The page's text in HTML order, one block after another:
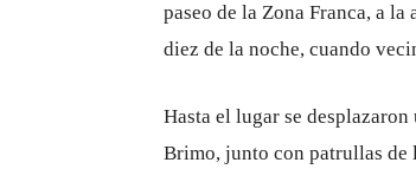
paseo de la Zona Franca, a
diez de la noche, cuando
Hasta el lugar se desplazaron
Brimo, junto con patrullas de